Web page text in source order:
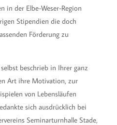
in der Elbe-Weser-Region
Stipendien die doch
Förderung zu
beschrieb in Ihrer ganz
Art ihre Motivation, zur
von Lebensläufen
sich ausdrücklich bei
Seminarturnhalle Stade,